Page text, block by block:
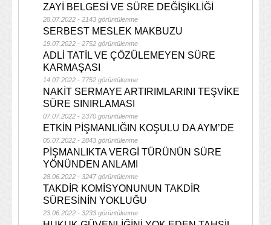
ZAYİ BELGESİ VE SÜRE DEĞİŞİKLİĞİ
28.07.2022 - 2143 görüntülenme
SERBEST MESLEK MAKBUZU
19.07.2022 - 2752 görüntülenme
ADLİ TATİL VE ÇÖZÜLEMEYEN SÜRE
KARMAŞASI
14.07.2022 - 7752 görüntülenme
NAKİT SERMAYE ARTIRIMLARINI TEŞVİKE
SÜRE SINIRLAMASI
07.07.2022 - 2370 görüntülenme
ETKİN PİŞMANLIĞIN KOŞULU DA AYM’DE
05.07.2022 - 2843 görüntülenme
PİŞMANLIKTA VERGİ TÜRÜNÜN SÜRE
YÖNÜNDEN ANLAMI
28.06.2022 - 3247 görüntülenme
TAKDİR KOMİSYONUNUN TAKDİR
SÜRESİNİN YOKLUĞU
23.06.2022 - 3233 görüntülenme